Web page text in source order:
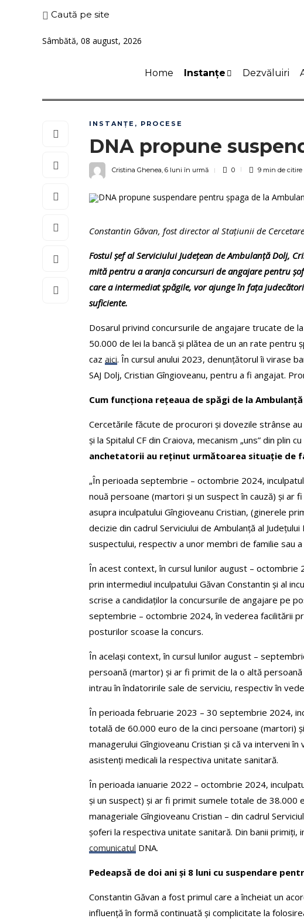
Caută pe site
Sâmbătă, 08 august, 2026
Home Instanțe Dezvăluiri
INSTANȚE , PROCESE
DNA propune
Cristina Ghenea, 6 luni în urmă 0 9 min de citire
Constantin Găvan, fost director al Stațiunii de
Fostul șef al Serviciului Județean de Ambulanță Dolj,
mită pentru a aranja concursuri de angajare pentru
care a intermediat șpăgile, vor ajunge în fața
suficiente.
Dosarul privind concursurile de angajare trucate de
50.000 de lei la bancă și plătea de un an rate pentru
caz aici. În cursul anului 2023, denunțătorul îi virase
SAJ Dolj, Cristian Gîngioveanu, pentru a fi angajat.
Cum funcționa rețeaua de spăgi de la Ambulanță
Cercetările făcute de procurori și dovezile strânse
și la Spitalul CF din Craiova, mecanism „uns” din
anchetatorii au reținut următoarea situație de
„În perioada septembrie – octombrie 2024,
nouă persoane (martori și un suspect în cauză) și
asupra inculpatului Gîngioveanu Cristian, (ginerele
decizie din cadrul Serviciului de Ambulanță al
suspectului, respectiv a unor membri de familie sau
În acest context, în cursul lunilor august – octombrie
prin intermediul inculpatului Găvan Constantin și al
scrise a candidaților la concursurile de angajare pe
septembrie – octombrie 2024, în vederea facilitării
posturilor scoase la concurs.
În același context, în cursul lunilor august –
persoană (martor) și ar fi primit de la o altă
intrau în îndatoririle sale de serviciu, respectiv în
În perioada februarie 2023 – 30 septembrie 2024,
totală de 60.000 euro de la cinci persoane (martori)
managerului Gîngioveanu Cristian și că va interveni
asistenți medicali la respectiva unitate sanitară.
În perioada ianuarie 2022 – octombrie 2024,
și un suspect) și ar fi primit sumele totale de 38.000
manageriale Gîngioveanu Cristian – din cadrul
șoferi la respectiva unitate sanitară. Din banii primiți,
comunicatul DNA.
Pedeapsă de doi ani și 8 luni cu suspendare
Constantin Găvan a fost primul care a încheiat un
influență în formă continuată și complicitate la